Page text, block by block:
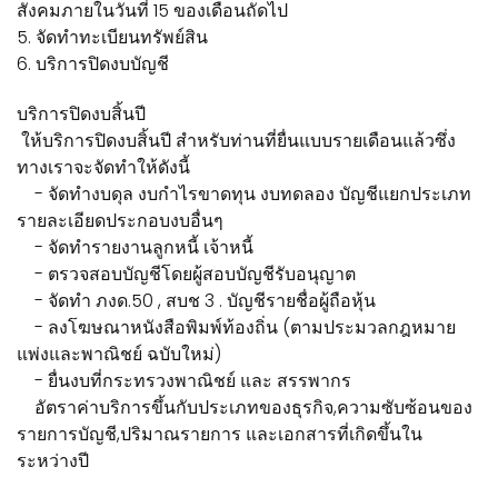
สังคมภายในวันที่ 15 ของเดือนถัดไป
5. จัดทำทะเบียนทรัพย์สิน
6. บริการปิดงบบัญชี
บริการปิดงบสิ้นปี
ให้บริการปิดงบสิ้นปี สำหรับท่านที่ยื่นแบบรายเดือนแล้วซึ่ง
ทางเราจะจัดทำให้ดังนี้
- จัดทำงบดุล งบกำไรขาดทุน งบทดลอง บัญชีแยกประเภท
รายละเอียดประกอบงบอื่นๆ
- จัดทำรายงานลูกหนี้ เจ้าหนี้
- ตรวจสอบบัญชีโดยผู้สอบบัญชีรับอนุญาต
- จัดทำ ภงด.50 , สบช 3 . บัญชีรายชื่อผู้ถือหุ้น
- ลงโฆษณาหนังสือพิมพ์ท้องถิ่น (ตามประมวลกฎหมาย
แพ่งและพาณิชย์ ฉบับใหม่)
- ยื่นงบที่กระทรวงพาณิชย์ และ สรรพากร
อัตราค่าบริการขึ้นกับประเภทของธุรกิจ,ความซับซ้อนของ
รายการบัญชี,ปริมาณรายการ และเอกสารที่เกิดขึ้นใน
ระหว่างปี